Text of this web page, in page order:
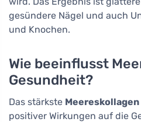
gesündere Nägel und auch
und Knochen.
Wie beeinflusst
Gesundheit?
Das stärkste Meereskollagen
positiver Wirkungen auf die